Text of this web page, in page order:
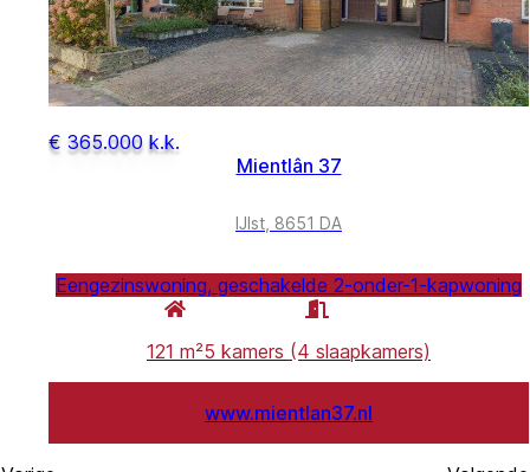
€ 365.000 k.k.
Mientlân 37
IJlst, 8651 DA
Eengezinswoning, geschakelde 2-onder-1-kapwoning
121 m²5 kamers (4 slaapkamers)
www.mientlan37.nl